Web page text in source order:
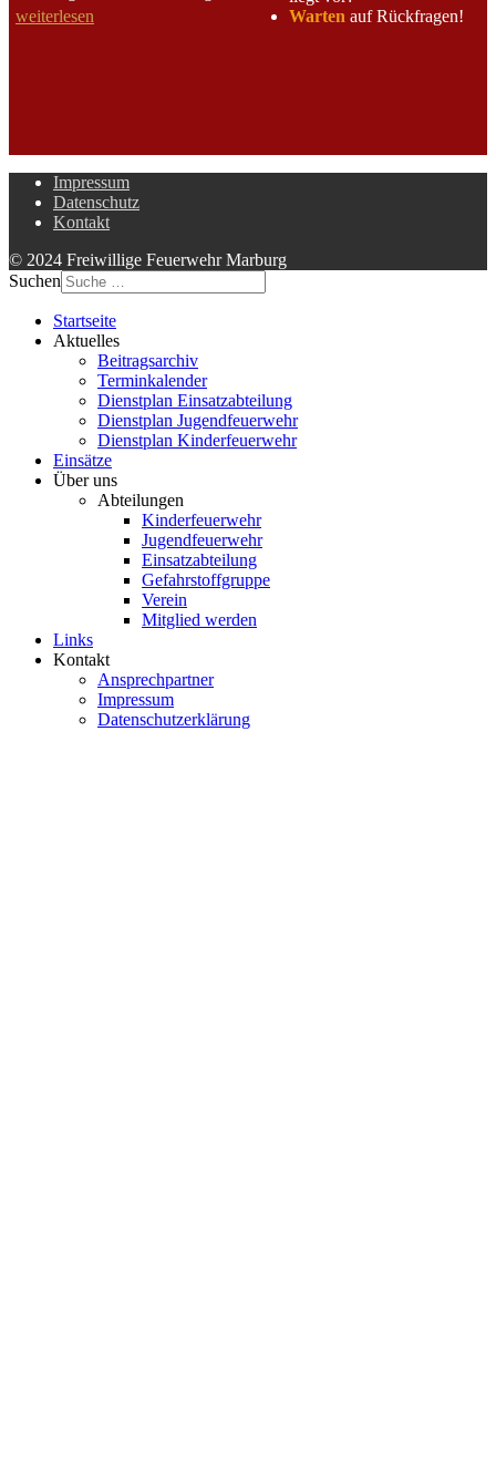
weiterlesen
Warten auf Rückfragen!
Impressum
Datenschutz
Kontakt
© 2024 Freiwillige Feuerwehr Marburg
Suchen
Startseite
Aktuelles
Beitragsarchiv
Terminkalender
Dienstplan Einsatzabteilung
Dienstplan Jugendfeuerwehr
Dienstplan Kinderfeuerwehr
Einsätze
Über uns
Abteilungen
Kinderfeuerwehr
Jugendfeuerwehr
Einsatzabteilung
Gefahrstoffgruppe
Verein
Mitglied werden
Links
Kontakt
Ansprechpartner
Impressum
Datenschutzerklärung